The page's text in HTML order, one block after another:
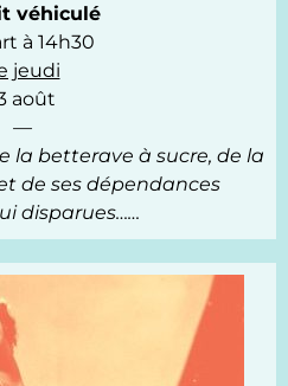
véhiculé
à 14h30
jeudi
août
—
la betterave à sucre, de la
de ses dépendances
disparues……